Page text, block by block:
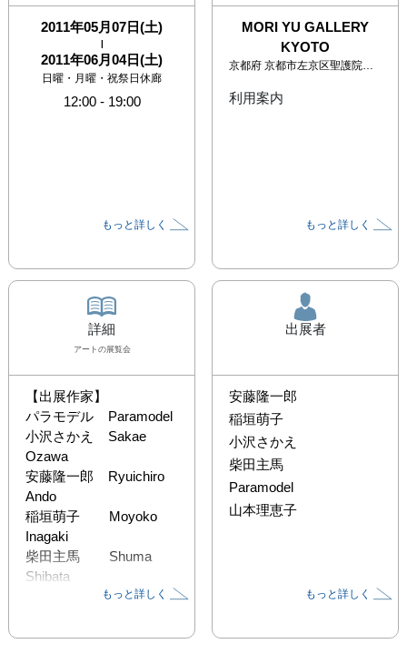
2011年05月07日(土)
|
2011年06月04日(土)
日曜・月曜・祝祭日休廊
12:00- 19:00
もっと詳しく
MORI YU GALLERY
KYOTO
京都府 京都市左京区聖護院蓮華蔵町4-19
利用案内
もっと詳しく
詳細
アート の展覧会
【出展作家】
パラモデル    Paramodel
小沢さかえ    Sakae
Ozawa
安藤隆一郎    Ryuichiro
Ando
稲垣萌子        Moyoko
Inagaki
柴田主馬        Shuma
Shibata
山本理恵子　Rieko
もっと詳しく
出展者
安藤隆一郎
稲垣萌子
小沢さかえ
柴田主馬
Paramodel
山本理恵子
もっと詳しく